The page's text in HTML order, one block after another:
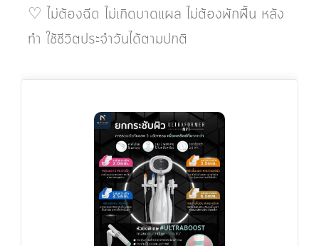
♡ ไม่ต้องฉีด ไม่เกิดบาดแผล ไม่ต้องพักฟื้น หลัง
ทำ ใช้ชีวิตประจำวันได้ตามปกติ